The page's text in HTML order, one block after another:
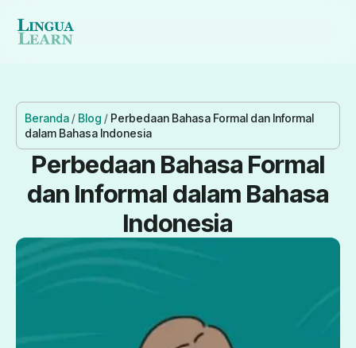
Beranda / Blog / Perbedaan Bahasa Formal dan Informal
dalam Bahasa Indonesia
Perbedaan Bahasa Formal
dan Informal dalam Bahasa
Indonesia